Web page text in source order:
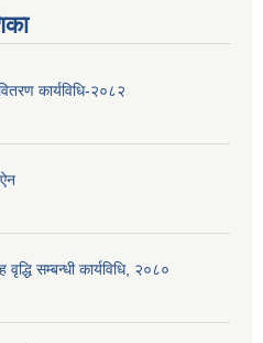
कार्यविधि-२०८२
सम्बन्धी कार्यविधि, २०८०